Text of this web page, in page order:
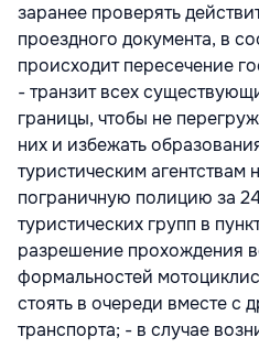
заранее проверять
проездного документа, в
происходит пересечение
- транзит всех
границы, чтобы не
них и избежать
туристическим
пограничную полицию за
туристических групп в
разрешение прохождения
формальностей
стоять в очереди вместе с
транспорта; - в случае